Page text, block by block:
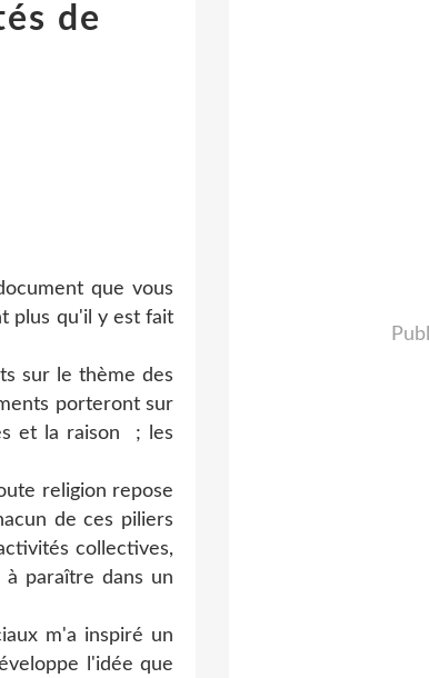
de
que vous
plus qu'il y est fait
sur le thème des
porteront sur
et la raison ; les
religion repose
de ces piliers
collectives,
paraître dans un
m'a inspiré un
l'idée que